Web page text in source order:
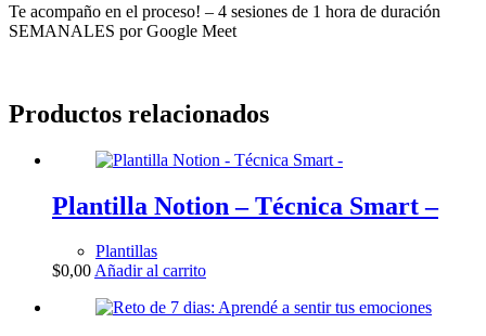
Te acompaño en el proceso! – 4 sesiones de 1 hora de duración
SEMANALES por Google Meet
Productos relacionados
Plantilla Notion – Técnica Smart –
Plantillas
$0,00Añadir al carrito